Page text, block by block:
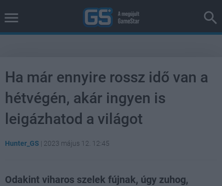
Ha már ennyire rossz idő van a
hétvégén, akár ingyen is
leigázhatod a világot
Hunter_GS | 2023 május 12. 12:45
Odakint viharos szelek fújnak, úgy zuhog,